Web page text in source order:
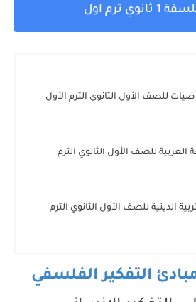
ترم اول
للصف الأول الثانوي الترم الأول
العربية للصف الأول الثانوي الترم
الدينية للصف الأول الثانوي الترم
التفكير الفلسفي